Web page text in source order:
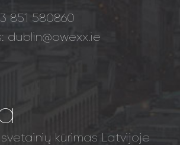
851 580860
dublin@owexx.ie
kūrimas Latvijoje